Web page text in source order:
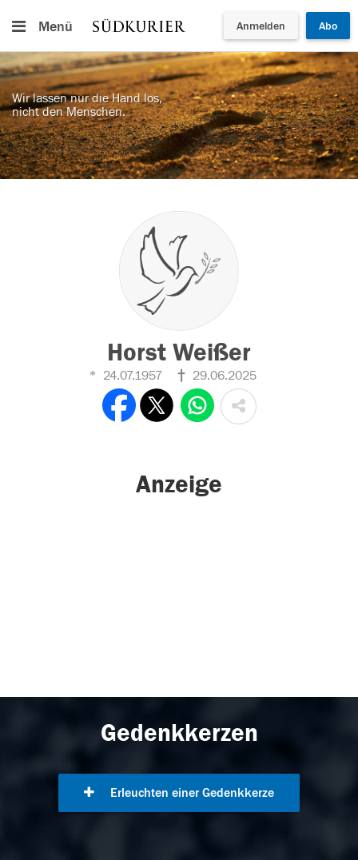
Menü Anmelden Abo
Wir lassen nur die Hand los,
nicht den Menschen.
Horst Weißer
24.07.1957 29.06.2025
Anzeige
Gedenkkerzen
Erleuchten einer Gedenkkerze